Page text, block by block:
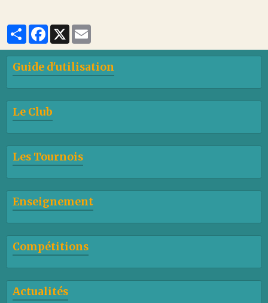
PartagerFacebook
Guide d'utilisation
Le Club
Les Tournois
Enseignement
Compétitions
Actualités